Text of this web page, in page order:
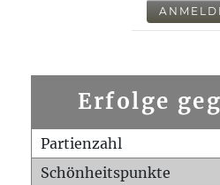
Erfolge
Partienzahl
Schönheitspunkte